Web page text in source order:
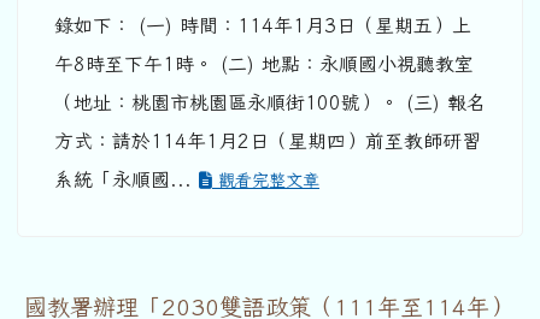
錄如下： (一) 時間：114年1月3日（星期五）上
午8時至下午1時。 (二) 地點：永順國小視聽教室
（地址：桃園市桃園區永順街100號）。 (三) 報名
方式：請於114年1月2日（星期四）前至教師研習
系統「永順國...
觀看完整文章
國教署辦理「2030雙語政策（111年至114年）